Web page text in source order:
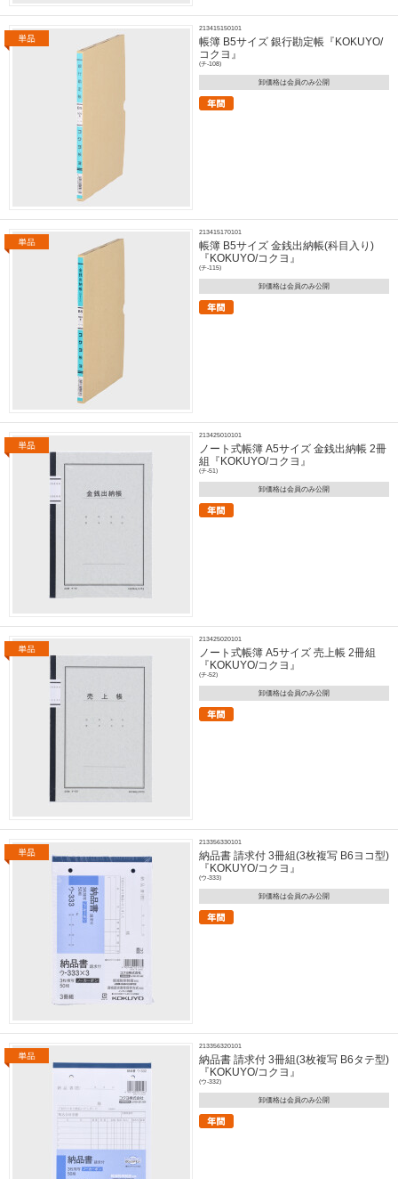
213415150101
帳簿 B5サイズ 銀行勘定帳『KOKUYO/
コクヨ』
(チ-108)
卸価格は会員のみ公開
213415170101
帳簿 B5サイズ 金銭出納帳(科目入り)
『KOKUYO/コクヨ』
(チ-115)
卸価格は会員のみ公開
213425010101
ノート式帳簿 A5サイズ 金銭出納帳 2冊
組『KOKUYO/コクヨ』
(チ-51)
卸価格は会員のみ公開
213425020101
ノート式帳簿 A5サイズ 売上帳 2冊組
『KOKUYO/コクヨ』
(チ-52)
卸価格は会員のみ公開
213356330101
納品書 請求付 3冊組(3枚複写 B6ヨコ型)
『KOKUYO/コクヨ』
(ウ-333)
卸価格は会員のみ公開
213356320101
納品書 請求付 3冊組(3枚複写 B6タテ型)
『KOKUYO/コクヨ』
(ウ-332)
卸価格は会員のみ公開